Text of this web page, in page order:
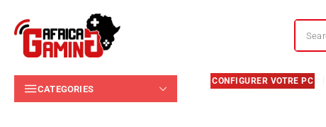
CATEGORIES